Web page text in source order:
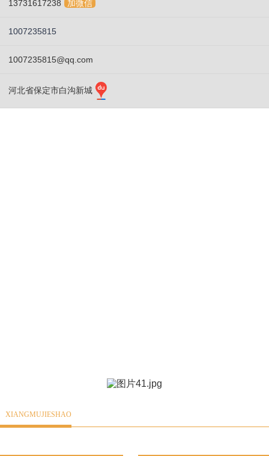
13731617238 加微信
1007235815
1007235815@qq.com
河北省保定市白沟新城
XIANGMUJIESHAO